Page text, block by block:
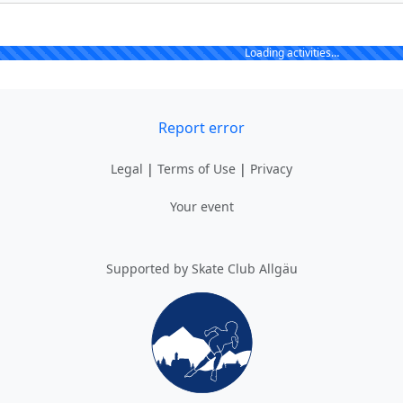
Loading activities…
Report error
Legal | Terms of Use | Privacy
Your event
Supported by Skate Club Allgäu